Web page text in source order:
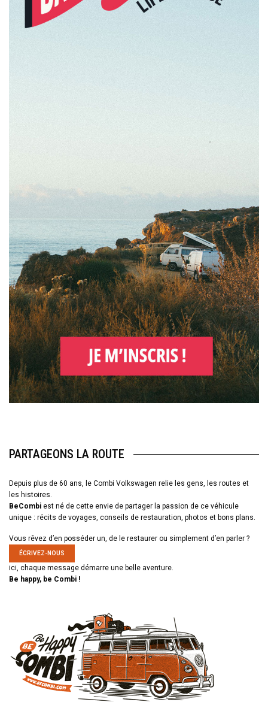
PARTAGEONS LA ROUTE
Depuis plus de 60 ans, le Combi Volkswagen relie les gens, les routes et
les histoires.
BeCombi est né de cette envie de partager la passion de ce véhicule
unique : récits de voyages, conseils de restauration, photos et bons plans.
Vous rêvez d’en posséder un, de le restaurer ou simplement d’en parler ?
ÉCRIVEZ-NOUS
ici, chaque message démarre une belle aventure.
Be happy, be Combi !